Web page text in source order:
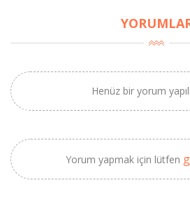
Henüz bir yorum
Yorum yapmak için lütfen
BU HAFTANIN
2320,00 TL
Güney